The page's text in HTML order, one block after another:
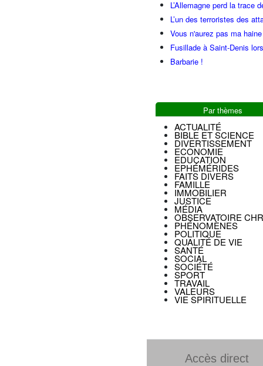
L’Allemagne perd la trace
L’un des terroristes des
Vous n'aurez pas ma haine
Fusillade à Saint-Denis
Barbarie !
Par thèmes
ACTUALITÉ
BIBLE ET SCIENCE
DIVERTISSEMENT
ECONOMIE
EDUCATION
EPHÉMÉRIDES
FAITS DIVERS
FAMILLE
IMMOBILIER
JUSTICE
MÉDIA
OBSERVATOIRE
PHÉNOMÈNES
POLITIQUE
QUALITÉ DE VIE
SANTÉ
SOCIAL
SOCIÉTÉ
SPORT
TRAVAIL
VALEURS
VIE SPIRITUELLE
Accès direct